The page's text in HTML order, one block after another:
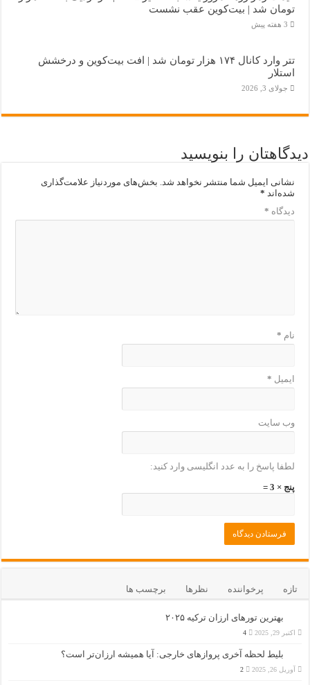
تومان شد | بیت‌کوین عقب نشست
3 هفته پیش
تتر وارد کانال ۱۷۴ هزار تومان شد | افت بیت‌کوین و درخشش
استلار
جولای 3, 2026
دیدگاهتان را بنویسید
نشانی ایمیل شما منتشر نخواهد شد. بخش‌های موردنیاز علامت‌گذاری
شده‌اند *
دیدگاه *
نام *
ایمیل *
وب‌ سایت
لطفا پاسخ را به عدد انگلیسی وارد کنید:
پنج × 3 =
تازه پرخواننده نظرها برچسب ها
بهترین تورهای ارزان ترکیه ۲۰۲۵
اکتبر 29, 2025 4
بلیط لحظه آخری پروازهای خارجی: آیا همیشه ارزان‌تر است؟
آوریل 26, 2025 2